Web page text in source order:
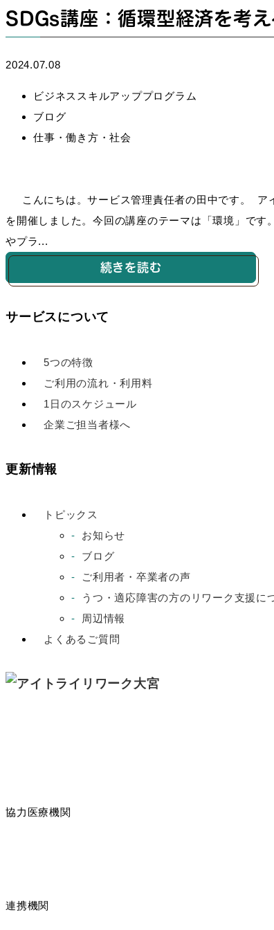
SDGs講座：循環型経済を考え
2024.07.08
ビジネススキルアッププログラム
ブログ
仕事・働き方・社会
こんにちは。サービス管理責任者の田中です。 ア
を開催しました。今回の講座のテーマは「環境」で
やプラ...
続きを読む
サービスについて
5つの特徴
ご利用の流れ・利用料
1日のスケジュール
企業ご担当者様へ
更新情報
トピックス
お知らせ
ブログ
ご利用者・卒業者の声
うつ・適応障害の方のリワーク支援に
周辺情報
よくあるご質問
協力医療機関
連携機関